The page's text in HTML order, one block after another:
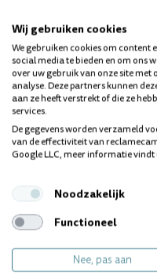
Wij gebruiken cookies
We gebruiken cookies om content
social media te bieden en om ons
over uw gebruik van onze site
analyse. Deze partners kunnen
aan ze heeft verstrekt of die ze
services.
De gegevens worden verzameld
van de effectiviteit van
Google LLC, meer informatie vindt
Noodzakelijk
Functioneel
Nee, pas aan